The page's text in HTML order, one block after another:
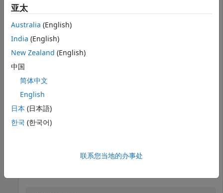
在模型中创建序列图，然后打开序列图。
interaction = model.addInteraction(
在序列图中添加生命线。
亚太
Australia (English)
India (English)
New Zealand (English)
中国
简体中文
English
日本 (日本語)
한국 (한국어)
联系您当地的办事处